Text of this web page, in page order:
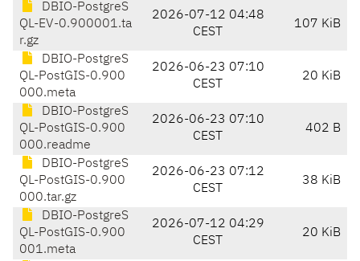
DBIO-PostgreS
QL-EV-0.900001.ta
r.gz
2026-07-12 04:48
CEST
107 KiB
DBIO-PostgreS
QL-PostGIS-0.900
000.meta
2026-06-23 07:10
CEST
20 KiB
DBIO-PostgreS
QL-PostGIS-0.900
000.readme
2026-06-23 07:10
CEST
402 B
DBIO-PostgreS
QL-PostGIS-0.900
000.tar.gz
2026-06-23 07:12
CEST
38 KiB
DBIO-PostgreS
QL-PostGIS-0.900
001.meta
2026-07-12 04:29
CEST
20 KiB